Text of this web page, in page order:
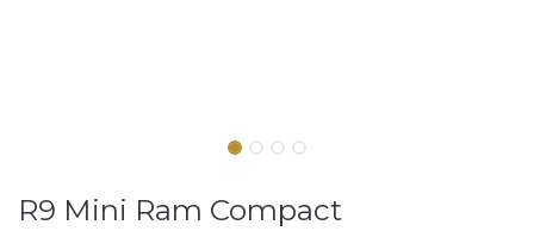
R9 Mini Ram Compact